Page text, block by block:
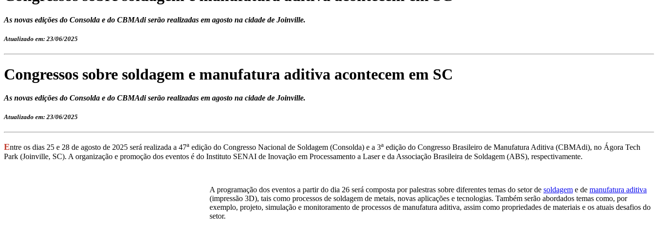
As novas edições do Consolda e do CBMAdi serão realizadas em agosto na cidade de Joinville.
Atualizado em: 23/06/2025
Congressos sobre soldagem e manufatura aditiva acontecem em SC
As novas edições do Consolda e do CBMAdi serão realizadas em agosto na cidade de Joinville.
Atualizado em: 23/06/2025
Entre os dias 25 e 28 de agosto de 2025 será realizada a 47a edição do Congresso Nacional de Soldagem (Consolda) e a 3a edição do Congresso Brasileiro de Manufatura Aditiva (CBMAdi), no Ágora Tech
Park (Joinville, SC). A organização e promoção dos eventos é do Instituto SENAI de Inovação em Processamento a Laser e da Associação Brasileira de Soldagem (ABS), respectivamente.
A programação dos eventos a partir do dia 26 será composta por palestras sobre diferentes temas do setor de soldagem e de manufatura aditiva
(impressão 3D), tais como processos de soldagem de metais, novas aplicações e tecnologias. Também serão abordados temas como, por
exemplo, projeto, simulação e monitoramento de processos de manufatura aditiva, assim como propriedades de materiais e os atuais desafios do
setor.